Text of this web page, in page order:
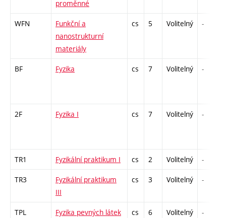
proměnné
WFN
Funkční a
nanostrukturní
materiály
cs 5 Volitelný -
BF Fyzika cs 7 Volitelný -
2F Fyzika I cs 7 Volitelný -
TR1 Fyzikální praktikum I cs 2 Volitelný -
TR3
Fyzikální praktikum
III
cs 3 Volitelný -
TPL Fyzika pevných látek cs 6 Volitelný -